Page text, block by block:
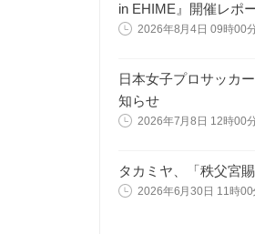
in EHIME』開催レポ
2026年8月4日 09時00
日本女子プロサッカ
知らせ
2026年7月8日 12時00
タカミヤ、「秩父宮
2026年6月30日 11時00